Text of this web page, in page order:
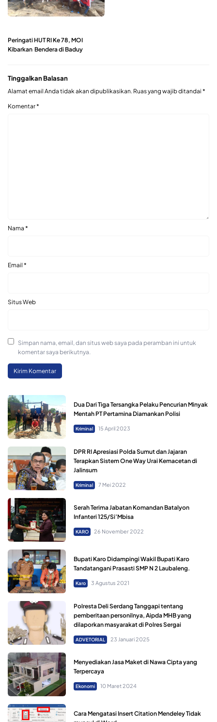
Peringati HUT RI Ke 78, MOI
Kibarkan Bendera di Baduy
Tinggalkan Balasan
Alamat email Anda tidak akan dipublikasikan. Ruas yang wajib ditandai *
Komentar*
Nama *
Email *
Situs Web
Simpan nama, email, dan situs web saya pada peramban ini untuk
komentar saya berikutnya.
Dua Dari Tiga Tersangka Pelaku Pencurian Minyak
Mentah PT Pertamina Diamankan Polisi
Kriminal 15 April 2023
DPR RI Apresiasi Polda Sumut dan Jajaran
Terapkan Sistem One Way Urai Kemacetan di
Jalinsum
Kriminal 7 Mei 2022
Serah Terima Jabatan Komandan Batalyon
Infanteri 125/Si’Mbisa
KARO 26 November 2022
Bupati Karo Didampingi Wakil Bupati Karo
Tandatangani Prasasti SMP N 2 Laubaleng.
Karo 3 Agustus 2021
Polresta Deli Serdang Tanggapi tentang
pemberitaan personilnya, Aipda MHB yang
dilaporkan masyarakat di Polres Sergai
ADVETORIAL 23 Januari 2025
Menyediakan Jasa Maket di Nawa Cipta yang
Terpercaya
Ekonomi 10 Maret 2024
Cara Mengatasi Insert Citation Mendeley Tidak